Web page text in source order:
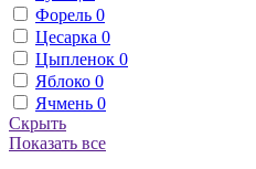
Форель 0
Цесарка 0
Цыпленок 0
Яблоко 0
Ячмень 0
Скрыть
Показать все